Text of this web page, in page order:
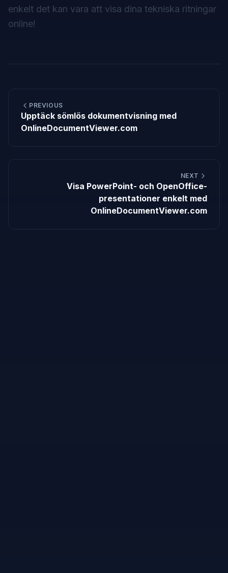
enkelt det kan vara att visa dina tekniska ritningar
online!
PREVIOUS
Upptäck sömlös dokumentvisning med
OnlineDocumentViewer.com
NEXT
Visa PowerPoint- och OpenOffice-
presentationer enkelt med
OnlineDocumentViewer.com